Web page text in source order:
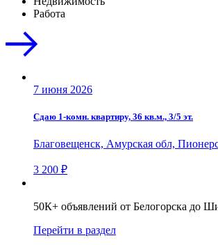
Работа
7 июня 2026
Сдаю 1-комн. квартиру, 36 кв.м., 3/5 эт.
Благовещенск, Амурская обл,
3 200 ₽
50К+ объявлений от Белогорска до
Перейти в раздел